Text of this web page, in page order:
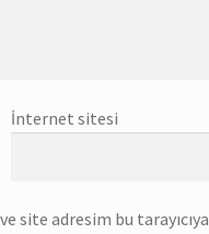
İnternet sitesi
site adresim bu tarayıcıya